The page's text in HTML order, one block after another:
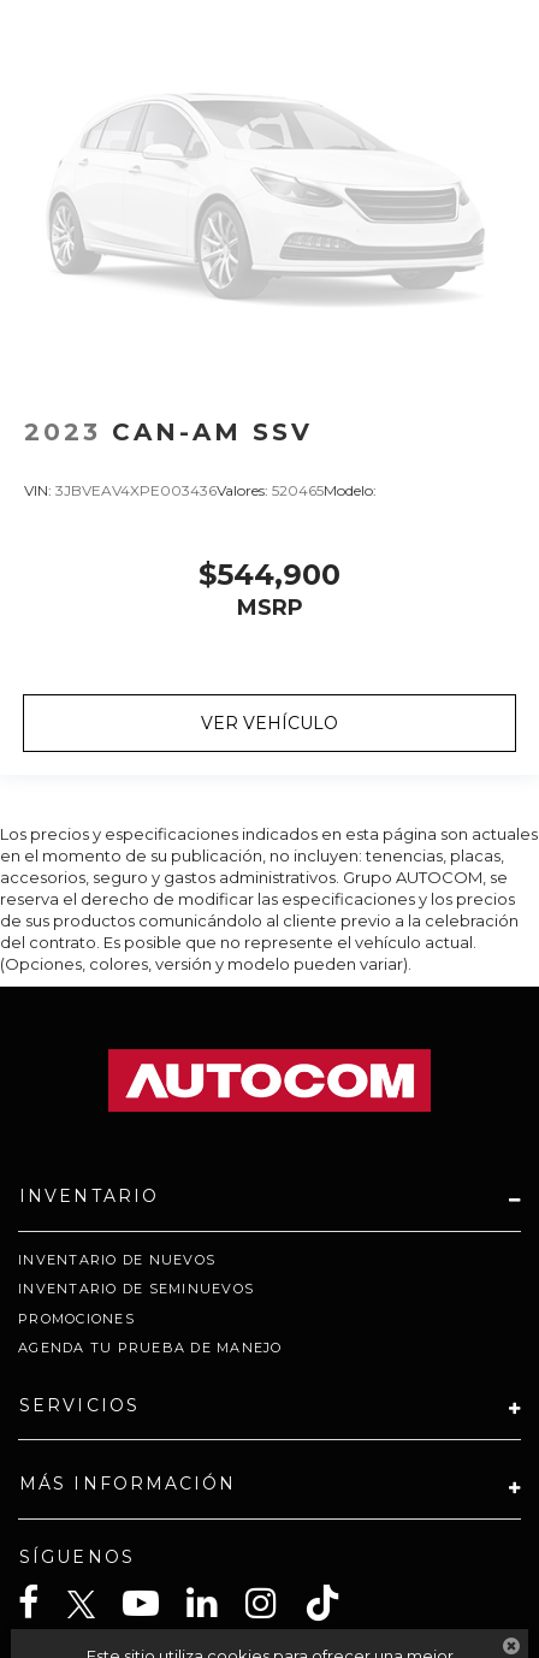
2023 CAN-AM SSV
VIN: 3JBVEAV4XPE003436Valores: 520465Modelo:
$544,900
MSRP
VER VEHÍCULO
Los precios y especificaciones indicados en esta página son actuales
en el momento de su publicación, no incluyen: tenencias, placas,
accesorios, seguro y gastos administrativos. Grupo AUTOCOM, se
reserva el derecho de modificar las especificaciones y los precios
de sus productos comunicándolo al cliente previo a la celebración
del contrato. Es posible que no represente el vehículo actual.
(Opciones, colores, versión y modelo pueden variar).
INVENTARIO
INVENTARIO DE NUEVOS
INVENTARIO DE SEMINUEVOS
PROMOCIONES
AGENDA TU PRUEBA DE MANEJO
SERVICIOS
MÁS INFORMACIÓN
SÍGUENOS